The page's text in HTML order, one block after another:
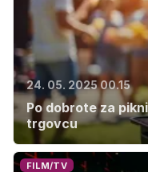
24. 05. 2025 00.15
Po dobrote za
trgovcu
FILM/TV